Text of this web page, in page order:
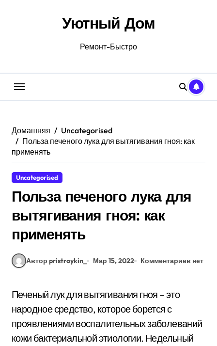
Уютный Дом
Ремонт-Быстро
Домашняя
Uncategorised
Польза печеного лука для вытягивания гноя: как
применять
Uncategorised
Польза печеного лука для
вытягивания гноя: как
применять
Автор pristroykin_ Мар 15, 2022 Комментариев нет
Печеный лук для вытягивания гноя – это
народное средство, которое борется с
проявлениями воспалительных заболеваний
кожи бактериальной этиологии. Недельный